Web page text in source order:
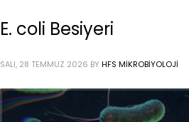
E. coli Besiyeri
SALI, 28 TEMMUZ 2026 BY HFS MIKROBIYOLOJI